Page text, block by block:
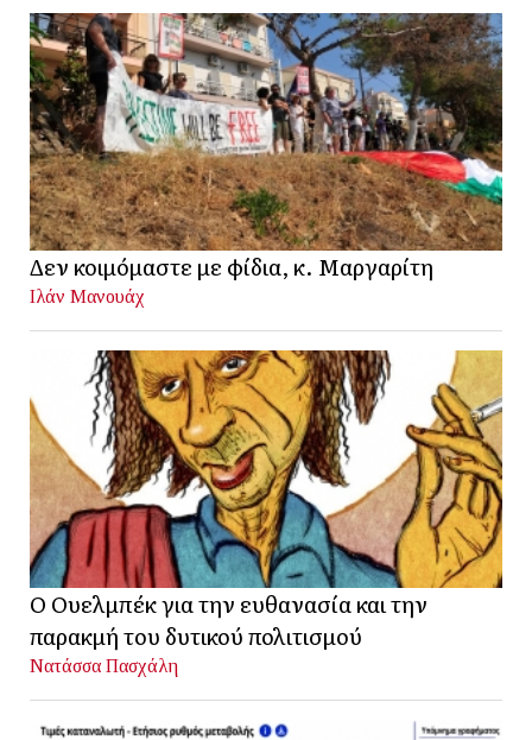
Δεν κοιμόμαστε με φίδια, κ. Μαργαρίτη
Ιλάν Μανουάχ
Ο Ουελμπέκ για την ευθανασία και την
παρακμή του δυτικού πολιτισμού
Νατάσσα Πασχάλη